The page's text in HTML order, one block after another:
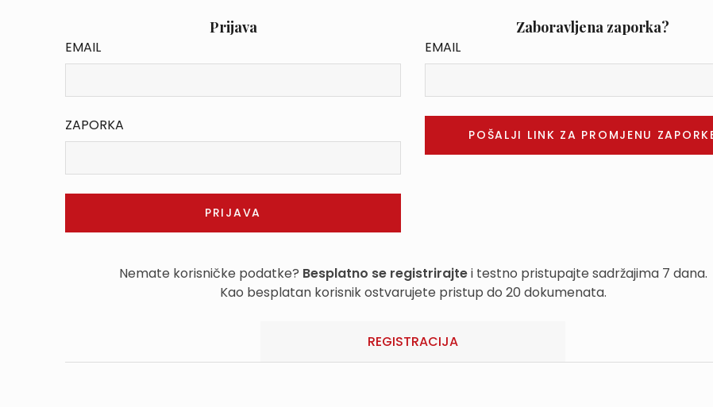
Prijava
EMAIL
ZAPORKA
Zaboravljena zaporka?
EMAIL
Nemate korisničke podatke? Besplatno se registrirajtei testno pristupajte sadržajima 7 dana.
Kao besplatan korisnik ostvarujete pristup do 20 dokumenata.
REGISTRACIJA